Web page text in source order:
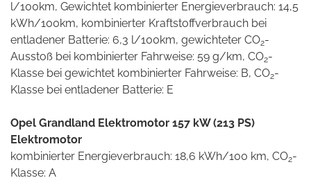
l/100km, Gewichtet kombinierter Energieverbrauch: 14,5
kWh/100km, kombinierter Kraftstoffverbrauch bei
entladener Batterie: 6,3 l/100km, gewichteter CO2-
Ausstoß bei kombinierter Fahrweise: 59 g/km, CO2-
Klasse bei gewichtet kombinierter Fahrweise: B, CO2-
Klasse bei entladener Batterie: E
Opel Grandland Elektromotor 157 kW (213 PS)
Elektromotor
kombinierter Energieverbrauch: 18,6 kWh/100 km, CO2-
Klasse: A